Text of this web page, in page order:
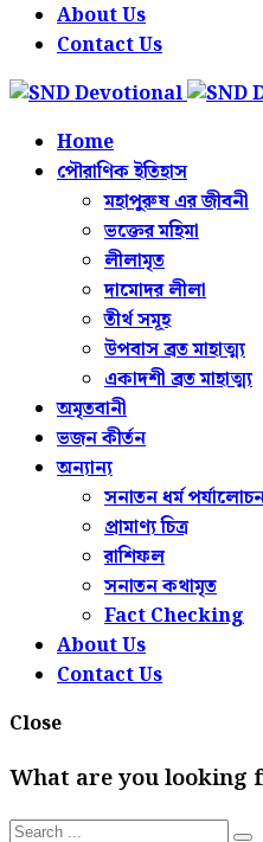
About Us
Contact Us
Home
পৌরাণিক ইতিহাস
মহাপুরুষ এর জীবনী
ভক্তের মহিমা
লীলামৃত
দামোদর লীলা
তীর্থ সমূহ
উপবাস ব্রত মাহাত্ম্য
একাদশী ব্রত মাহাত্ম্য
অমৃতবানী
ভজন কীর্তন
অন্যান্য
সনাতন ধর্ম
প্রামাণ্য চিত্র
রাশিফল
সনাতন কথামৃত
Fact Checking
About Us
Contact Us
Close
What are you looking